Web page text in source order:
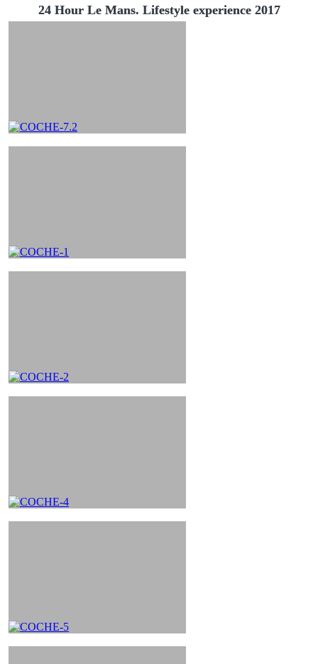
24 Hour Le Mans. Lifestyle experience 2017